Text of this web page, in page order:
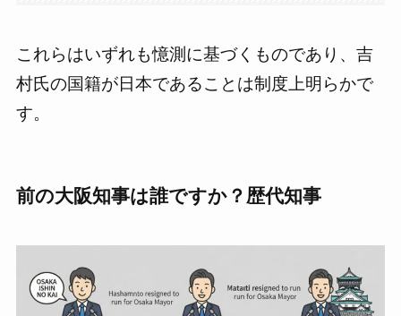
これらはいずれも憶測に基づくものであり、吉
村氏の国籍が日本であることは制度上明らかで
す。
前の大阪知事は誰ですか？歴代知事